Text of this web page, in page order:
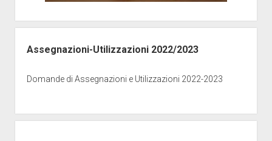
Assegnazioni-Utilizzazioni 2022/2023
Domande di Assegnazioni e Utilizzazioni 2022-2023